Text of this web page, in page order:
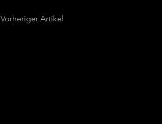
Vorheriger Artikel